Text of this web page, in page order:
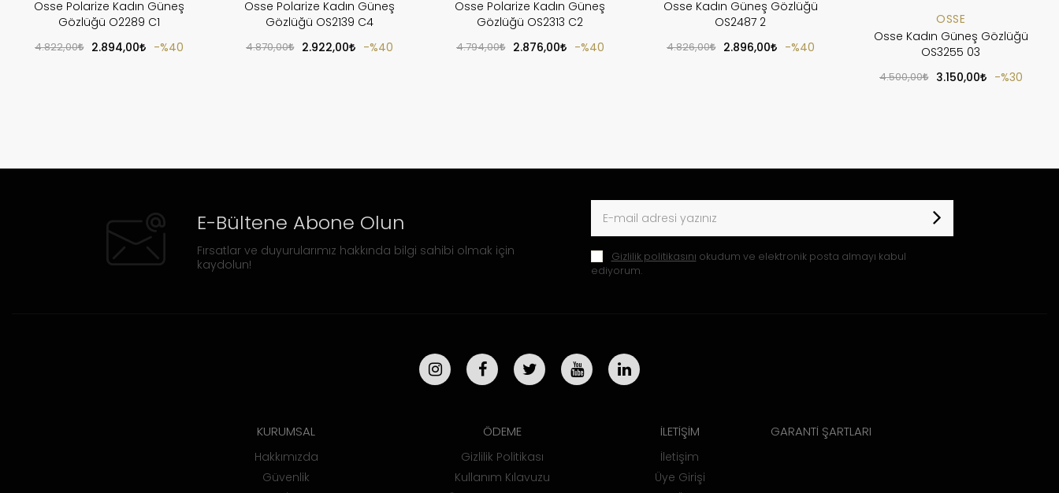
Osse Polarize Kadın Güneş
Gözlüğü O2289 C1
4.822,00 2.894,00 %40
Osse Polarize Kadın Güneş
Gözlüğü OS2139 C4
4.870,00 2.922,00 %40
Osse Polarize Kadın Güneş
Gözlüğü OS2313 C2
4.794,00 2.876,00 %40
Osse Kadın Güneş Gözlüğü
OS2487 2
4.826,00 2.896,00 %40
OSSE
Osse Kadın Güneş Gözlüğü
OS3255 03
4.500,00 3.150,00 %30
E-Bültene Abone Olun
Fırsatlar ve duyurularımız hakkında bilgi sahibi olmak için
kaydolun!
Gizlilik politikasını okudum ve elektronik posta almayı kabul
ediyorum.
KURUMSAL
Hakkımızda
Güvenlik
ÖDEME
Gizlilik Politikası
Kullanım Kılavuzu
İLETİŞİM
İletişim
Üye Girişi
GARANTİ ŞARTLARI